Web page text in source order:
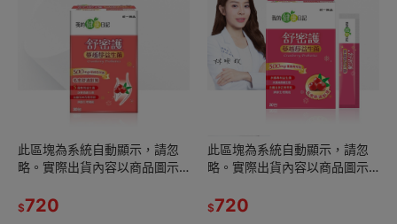
此區塊為系統自動顯示，請忽
略。實際出貨內容以商品圖示
$720
此區塊為系統自動顯示，請忽
略。實際出貨內容以商品圖示
$720